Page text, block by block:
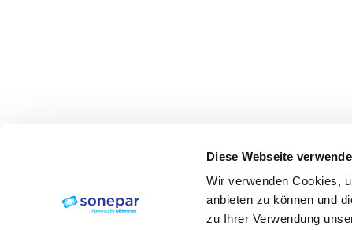
Diese Webseite
Wir verwenden Cookies,
anbieten zu können und
zu Ihrer Verwendung